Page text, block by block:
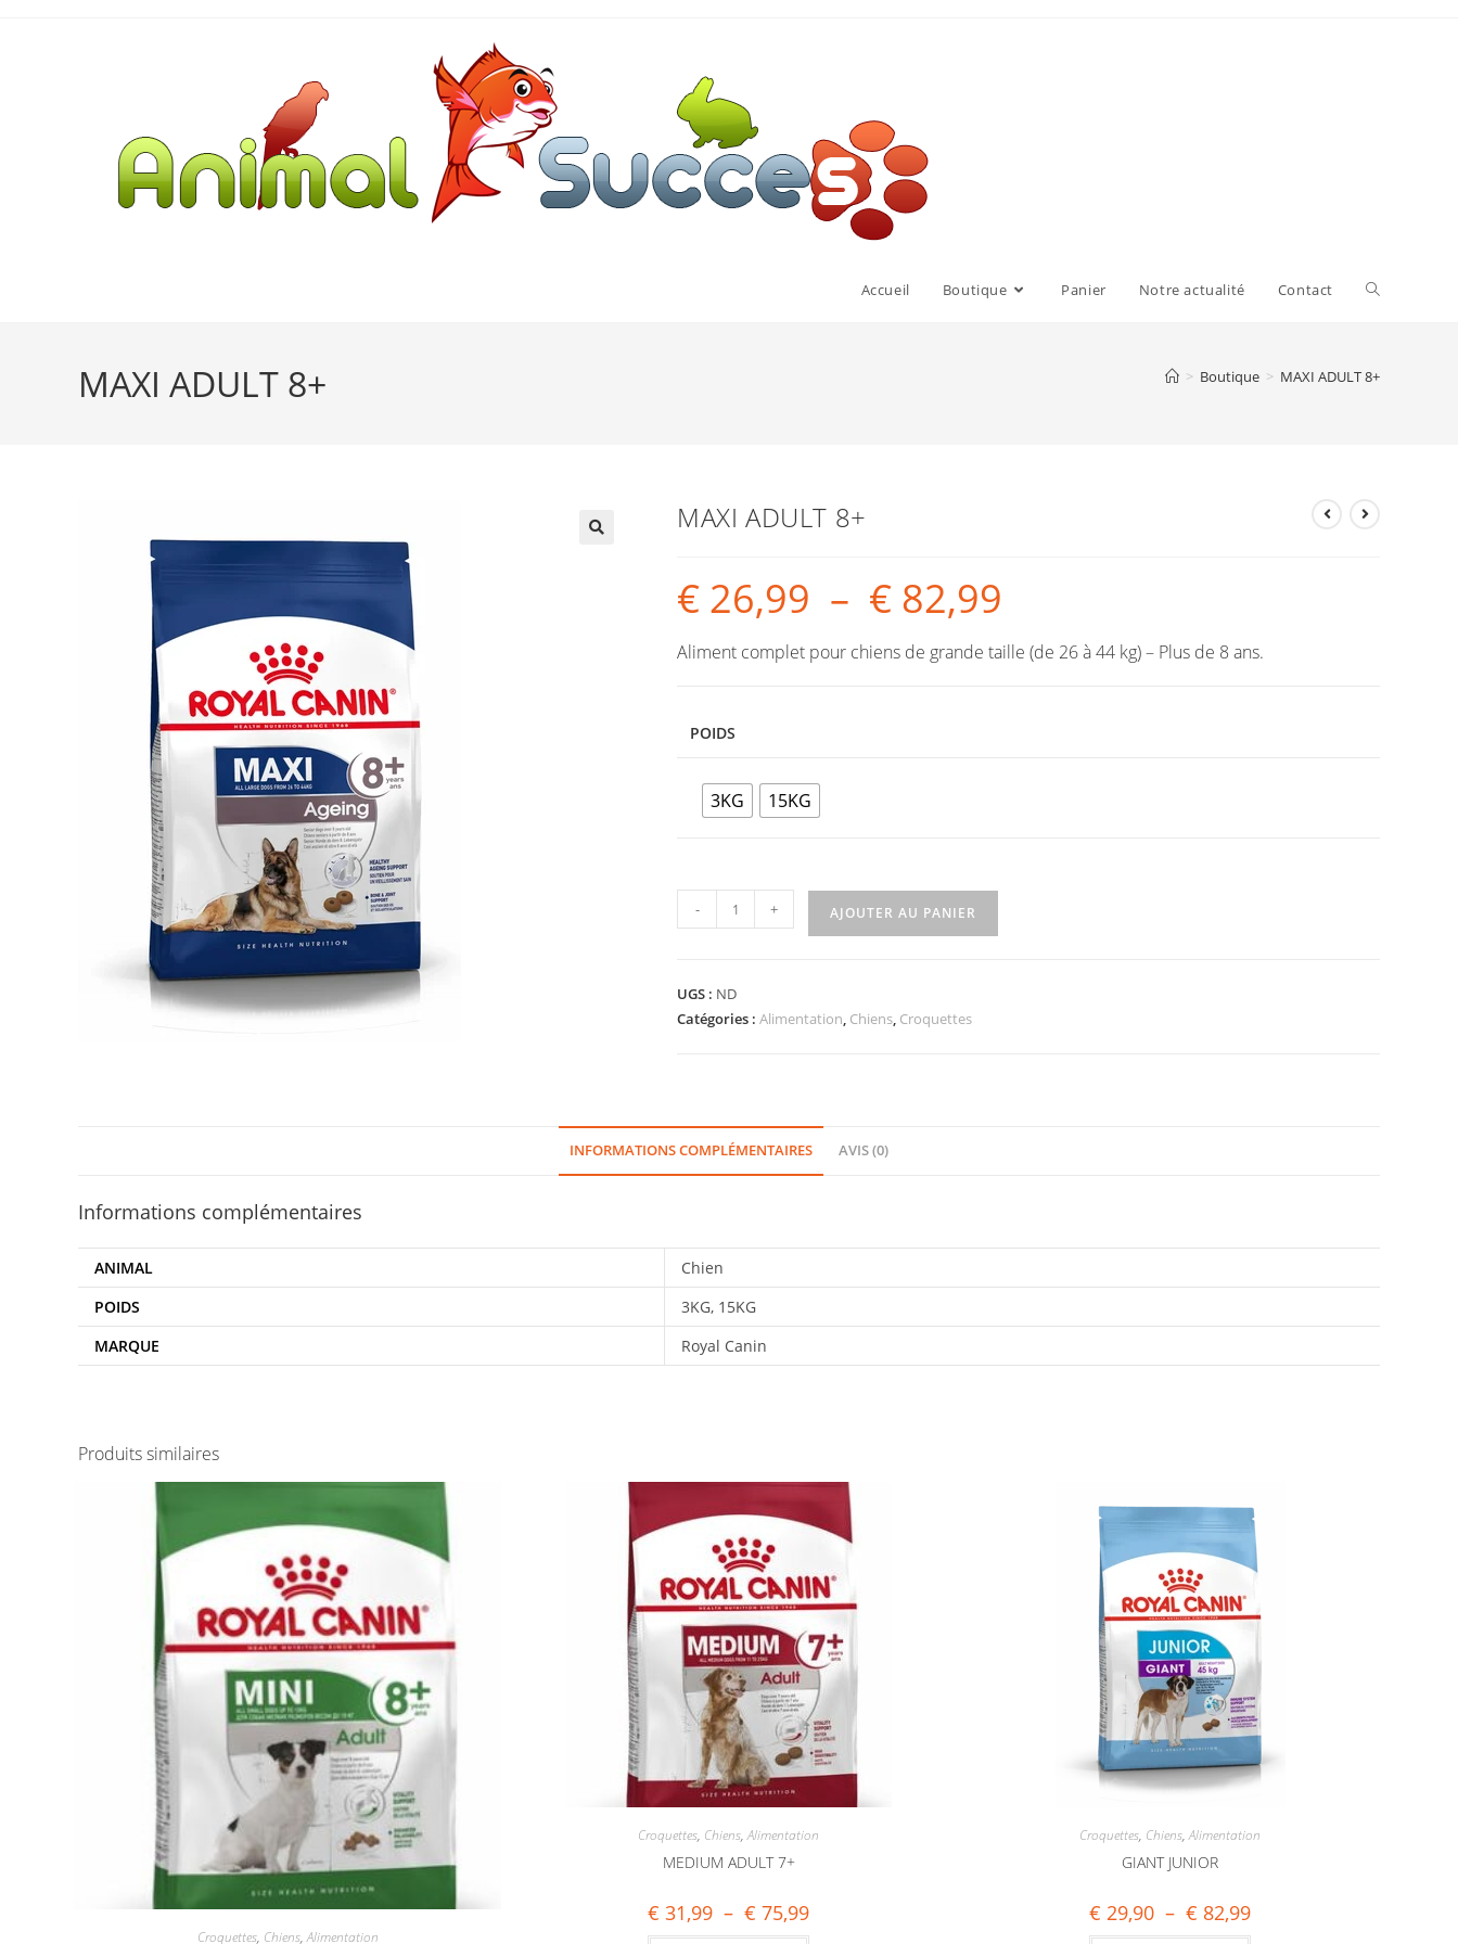
Accueil Boutique Panier Notre actualité Contact
MAXI ADULT 8+ > Boutique > MAXI ADULT 8+
MAXI ADULT 8+
€ 26,99 – € 82,99
Aliment complet pour chiens de grande taille (de 26 à 44 kg) – Plus de 8 ans.
POIDS
3KG 15KG
- + AJOUTER AU PANIER
UGS : ND
Catégories : Alimentation, Chiens, Croquettes
INFORMATIONS COMPLÉMENTAIRES AVIS (0)
Informations complémentaires
ANIMAL
Chien
POIDS
3KG, 15KG
MARQUE
Royal Canin
Produits similaires
Croquettes, Chiens,Alimentation
Croquettes, Chiens,Alimentation
MEDIUM ADULT 7+
€ 31,99 – € 75,99
Croquettes, Chiens,Alimentation
GIANT JUNIOR
€ 29,90 – € 82,99